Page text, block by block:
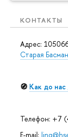
КОНТАКТЫ
Адрес:
Старая
🧭 Как до нас
Телефон: +7
E-mail: